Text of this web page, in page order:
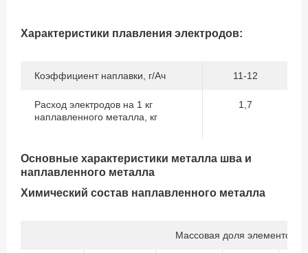
Характеристики плавления электродов:
Коэффициент наплавки, г/Ач 11-12
Расход электродов на 1 кг
наплавленного металла, кг
1,7
Основные характеристики металла шва и
наплавленного металла
Химический состав наплавленного металла
Массовая доля элементов,%